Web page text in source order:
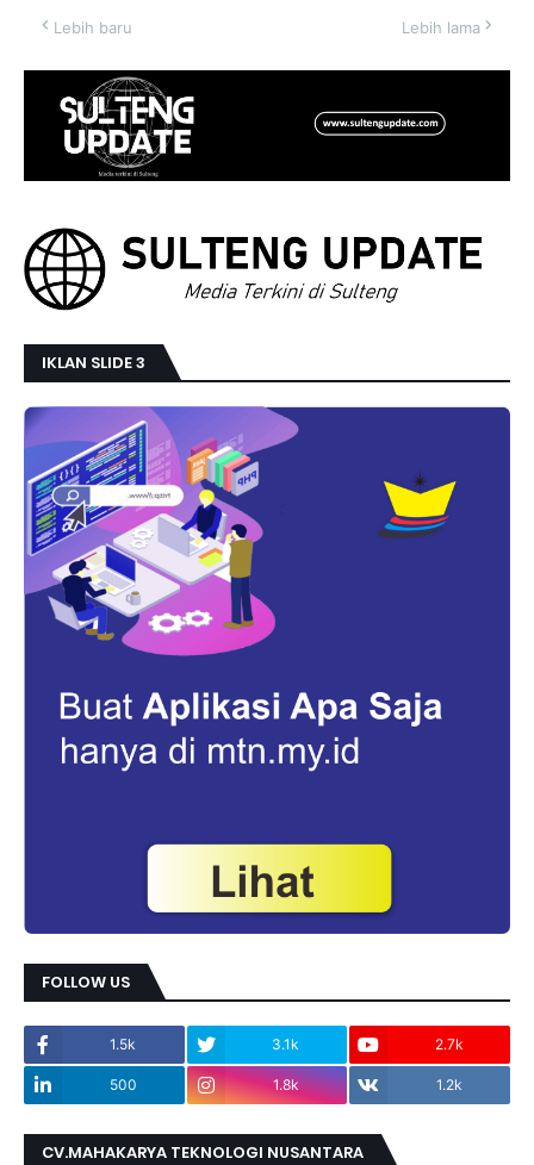
Lebih baru Lebih lama
IKLAN SLIDE 3
FOLLOW US
1.5k 3.1k 2.7k
500 1.8k 1.2k
CV.MAHAKARYA TEKNOLOGI NUSANTARA